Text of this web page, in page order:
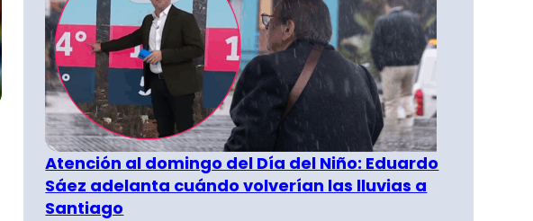
Atención al domingo del Día del Niño: Eduardo
Sáez adelanta cuándo volverían las lluvias a
Santiago